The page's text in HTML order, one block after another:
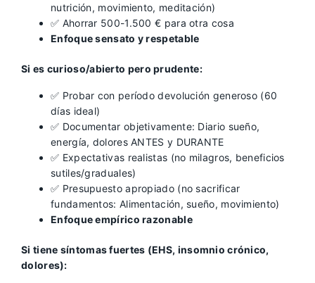
nutrición, movimiento, meditación)
✅ Ahorrar 500-1.500 € para otra cosa
Enfoque sensato y respetable
Si es curioso/abierto pero prudente:
✅ Probar con período devolución generoso (60
días ideal)
✅ Documentar objetivamente: Diario sueño,
energía, dolores ANTES y DURANTE
✅ Expectativas realistas (no milagros, beneficios
sutiles/graduales)
✅ Presupuesto apropiado (no sacrificar
fundamentos: Alimentación, sueño, movimiento)
Enfoque empírico razonable
Si tiene síntomas fuertes (EHS, insomnio crónico,
dolores):